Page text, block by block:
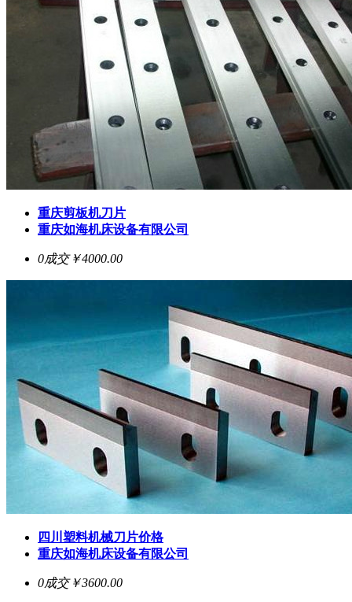
重庆剪板机刀片
重庆如海机床设备有限公司
0成交￥4000.00
四川塑料机械刀片价格
重庆如海机床设备有限公司
0成交￥3600.00